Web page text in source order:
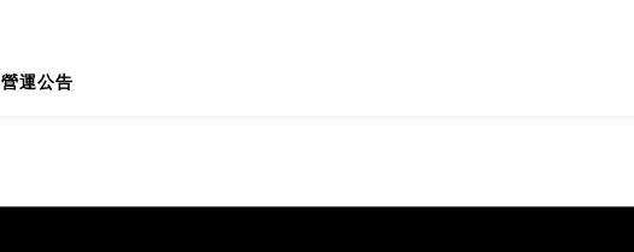
營運公告